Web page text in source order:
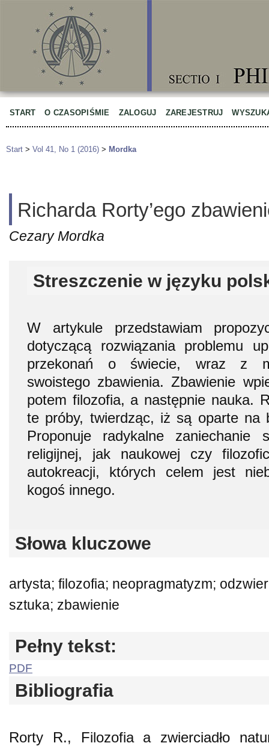
START O CZASOPIŚMIE ZALOGUJ ZAREJESTRUJ
Start > Vol 41, No 1 (2016) > Mordka
Richarda Rorty’ego
Cezary Mordka
Streszczenie w języku
W artykule przedstawiam
dotyczącą rozwiązania problemu
przekonań o świecie, wraz z
swoistego zbawienia. Zbawienie
potem filozofia, a następnie nauka.
te próby, twierdząc, iż są oparte na
Proponuje radykalne zaniechanie
religijnej, jak naukowej czy
autokreacji, których celem jest
kogoś innego.
Słowa kluczowe
artysta; filozofia; neopragmatyzm;
sztuka; zbawienie
Pełny tekst:
PDF
Bibliografia
Rorty R., Filozofia a zwierciadło